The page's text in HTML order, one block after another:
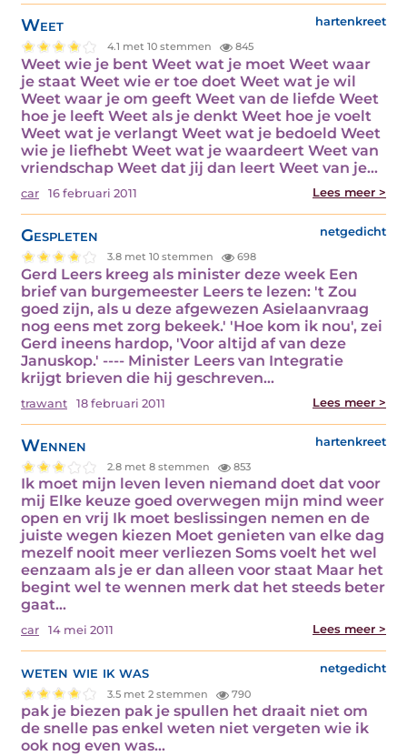
Weet hartenkreet
4.1 met 10 stemmen 845
Weet wie je bent Weet wat je moet Weet waar
je staat Weet wie er toe doet Weet wat je wil
Weet waar je om geeft Weet van de liefde Weet
hoe je leeft Weet als je denkt Weet hoe je voelt
Weet wat je verlangt Weet wat je bedoeld Weet
wie je liefhebt Weet wat je waardeert Weet van
vriendschap Weet dat jij dan leert Weet van je…
car 16 februari 2011 Lees meer >
Gespleten netgedicht
3.8 met 10 stemmen 698
Gerd Leers kreeg als minister deze week Een
brief van burgemeester Leers te lezen: 't Zou
goed zijn, als u deze afgewezen Asielaanvraag
nog eens met zorg bekeek.' 'Hoe kom ik nou', zei
Gerd ineens hardop, 'Voor altijd af van deze
Januskop.' ---- Minister Leers van Integratie
krijgt brieven die hij geschreven…
trawant 18 februari 2011 Lees meer >
Wennen hartenkreet
2.8 met 8 stemmen 853
Ik moet mijn leven leven niemand doet dat voor
mij Elke keuze goed overwegen mijn mind weer
open en vrij Ik moet beslissingen nemen en de
juiste wegen kiezen Moet genieten van elke dag
mezelf nooit meer verliezen Soms voelt het wel
eenzaam als je er dan alleen voor staat Maar het
begint wel te wennen merk dat het steeds beter
gaat…
car 14 mei 2011 Lees meer >
weten wie ik was netgedicht
3.5 met 2 stemmen 790
pak je biezen pak je spullen het draait niet om
de snelle pas enkel weten niet vergeten wie ik
ook nog even was…